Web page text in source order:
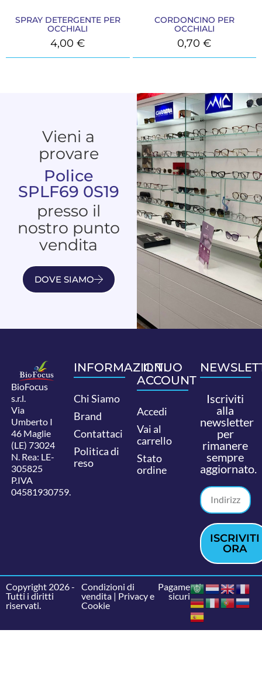
SPRAY DETERGENTE PER
OCCHIALI
4,00€
CORDONCINO PER
OCCHIALI
0,70€
Vieni a
provare
Police
SPLF69 0S19
presso il
nostro punto
vendita
DOVE SIAMO
BioFocus
s.r.l.
Via
Umberto I
46 Maglie
(LE) 73024
N. Rea: LE-
305825
P.IVA
04581930759.
INFORMAZIONI
Chi Siamo
Brand
Contattaci
Politica di
reso
IL TUO
ACCOUNT
Accedi
Vai al
carrello
Stato
ordine
Iscriviti
alla
newsletter
per
rimanere
sempre
aggiornato.
ISCRIVITI
ORA
Copyright 2026 -
Tutti i diritti
riservati.
Condizioni di
vendita| Privacy e
Cookie
Pagamenti
sicuri